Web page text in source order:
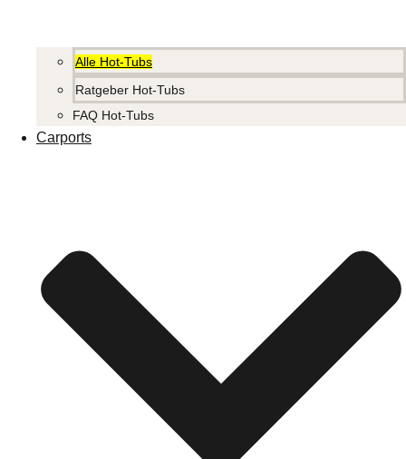
Alle Hot-Tubs
Ratgeber Hot-Tubs
FAQ Hot-Tubs
Carports